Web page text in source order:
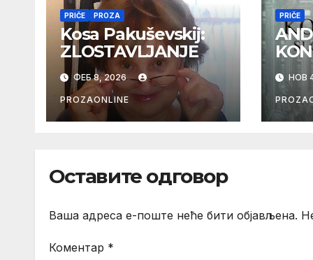
PRIČE PROZA
Kosa Pakuševskij:
ZLOSTAVLJANJE
ФЕБ 8, 2026
PROZAONLINE
PRIČE
НОВ
Оставите одговор
Ваша адреса е-поште неће бити објављена.
Коментар *